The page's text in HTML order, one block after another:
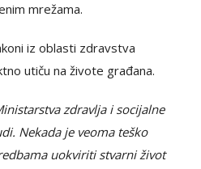
mrežama.
iz oblasti zdravstva
utiču na živote građana.
zdravlja i socijalne
Nekada je veoma teško
uokviriti stvarni život